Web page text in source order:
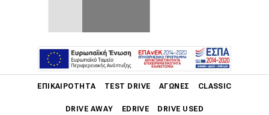
ΕΠΙΚΑΙΡΌΤΗΤΑ TEST DRIVE ΑΓΏΝΕΣ CLASSIC
DRIVE AWAY EDRIVE DRIVE USED
αλλά στα υψηλά κλιμάκια σκέφτονται
ήδη για την επόμενη μέρα. Άλλωστε η
ζωή δεν σταματά.